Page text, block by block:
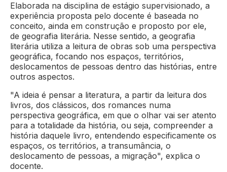
Elaborada na disciplina de estágio supervisionado, a
experiência proposta pelo docente é baseada no
conceito, ainda em construção e proposto por ele,
de geografia literária. Nesse sentido, a geografia
literária utiliza a leitura de obras sob uma perspectiva
geográfica, focando nos espaços, territórios,
deslocamentos de pessoas dentro das histórias, entre
outros aspectos.
"A ideia é pensar a literatura, a partir da leitura dos
livros, dos clássicos, dos romances numa
perspectiva geográfica, em que o olhar vai ser atento
para a totalidade da história, ou seja, compreender a
história daquele livro, entendendo especificamente os
espaços, os territórios, a transumância, o
deslocamento de pessoas, a migração", explica o
docente.